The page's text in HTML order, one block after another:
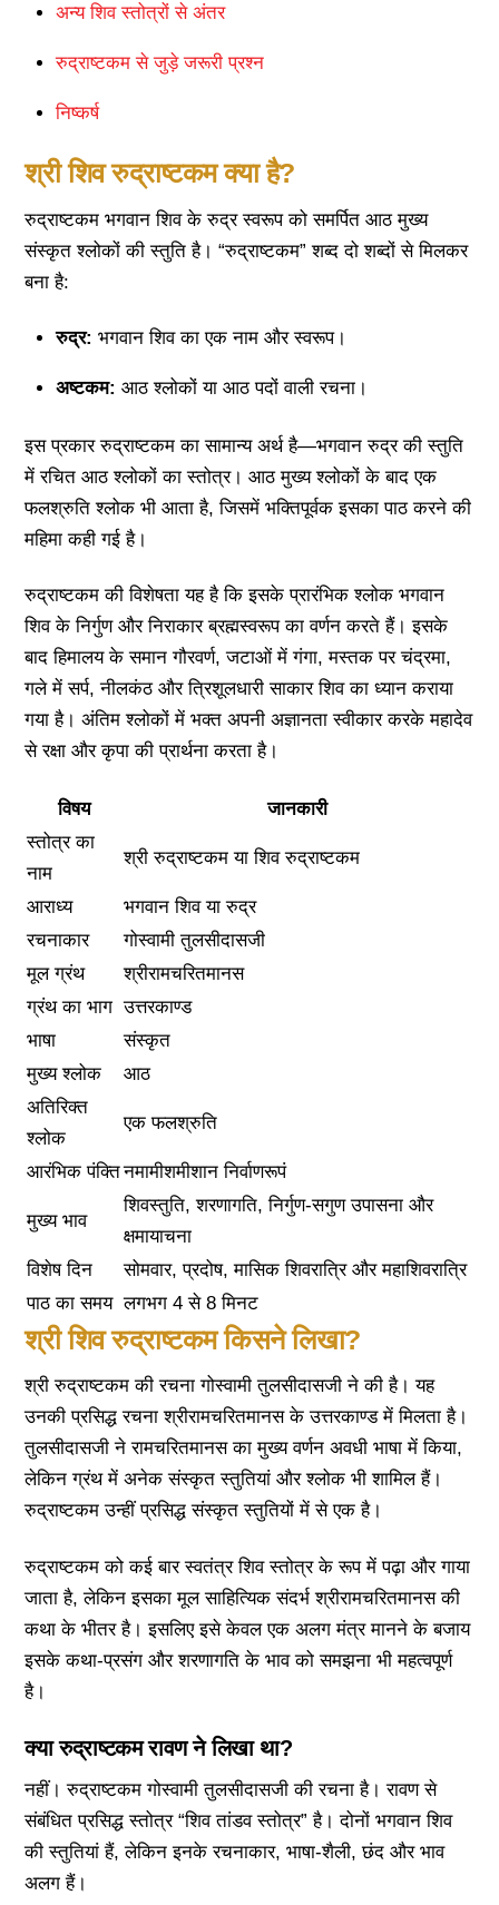
अन्य शिव स्तोत्रों से अंतर
रुद्राष्टकम से जुड़े जरूरी प्रश्न
निष्कर्ष
श्री शिव रुद्राष्टकम क्या है?
रुद्राष्टकम भगवान शिव के रुद्र स्वरूप को समर्पित आठ मुख्य
संस्कृत श्लोकों की स्तुति है। “रुद्राष्टकम” शब्द दो शब्दों से मिलकर
बना है:
रुद्र: भगवान शिव का एक नाम और स्वरूप।
अष्टकम: आठ श्लोकों या आठ पदों वाली रचना।
इस प्रकार रुद्राष्टकम का सामान्य अर्थ है—भगवान रुद्र की स्तुति
में रचित आठ श्लोकों का स्तोत्र। आठ मुख्य श्लोकों के बाद एक
फलश्रुति श्लोक भी आता है, जिसमें भक्तिपूर्वक इसका पाठ करने की
महिमा कही गई है।
रुद्राष्टकम की विशेषता यह है कि इसके प्रारंभिक श्लोक भगवान
शिव के निर्गुण और निराकार ब्रह्मस्वरूप का वर्णन करते हैं। इसके
बाद हिमालय के समान गौरवर्ण, जटाओं में गंगा, मस्तक पर चंद्रमा,
गले में सर्प, नीलकंठ और त्रिशूलधारी साकार शिव का ध्यान कराया
गया है। अंतिम श्लोकों में भक्त अपनी अज्ञानता स्वीकार करके महादेव
से रक्षा और कृपा की प्रार्थना करता है।
विषय
जानकारी
स्तोत्र का
नाम
श्री रुद्राष्टकम या शिव रुद्राष्टकम
आराध्य
भगवान शिव या रुद्र
रचनाकार
गोस्वामी तुलसीदासजी
मूल ग्रंथ
श्रीरामचरितमानस
ग्रंथ का भाग उत्तरकाण्ड
भाषा
संस्कृत
मुख्य श्लोक
आठ
अतिरिक्त
श्लोक
एक फलश्रुति
आरंभिक पंक्तिनमामीशमीशान निर्वाणरूपं
मुख्य भाव
शिवस्तुति, शरणागति, निर्गुण-सगुण उपासना और
क्षमायाचना
विशेष दिन
सोमवार, प्रदोष, मासिक शिवरात्रि और महाशिवरात्रि
पाठ का समय लगभग 4 से 8 मिनट
श्री शिव रुद्राष्टकम किसने लिखा?
श्री रुद्राष्टकम की रचना गोस्वामी तुलसीदासजी ने की है। यह
उनकी प्रसिद्ध रचना श्रीरामचरितमानस के उत्तरकाण्ड में मिलता है।
तुलसीदासजी ने रामचरितमानस का मुख्य वर्णन अवधी भाषा में किया,
लेकिन ग्रंथ में अनेक संस्कृत स्तुतियां और श्लोक भी शामिल हैं।
रुद्राष्टकम उन्हीं प्रसिद्ध संस्कृत स्तुतियों में से एक है।
रुद्राष्टकम को कई बार स्वतंत्र शिव स्तोत्र के रूप में पढ़ा और गाया
जाता है, लेकिन इसका मूल साहित्यिक संदर्भ श्रीरामचरितमानस की
कथा के भीतर है। इसलिए इसे केवल एक अलग मंत्र मानने के बजाय
इसके कथा-प्रसंग और शरणागति के भाव को समझना भी महत्वपूर्ण
है।
क्या रुद्राष्टकम रावण ने लिखा था?
नहीं। रुद्राष्टकम गोस्वामी तुलसीदासजी की रचना है। रावण से
संबंधित प्रसिद्ध स्तोत्र “शिव तांडव स्तोत्र” है। दोनों भगवान शिव
की स्तुतियां हैं, लेकिन इनके रचनाकार, भाषा-शैली, छंद और भाव
अलग हैं।